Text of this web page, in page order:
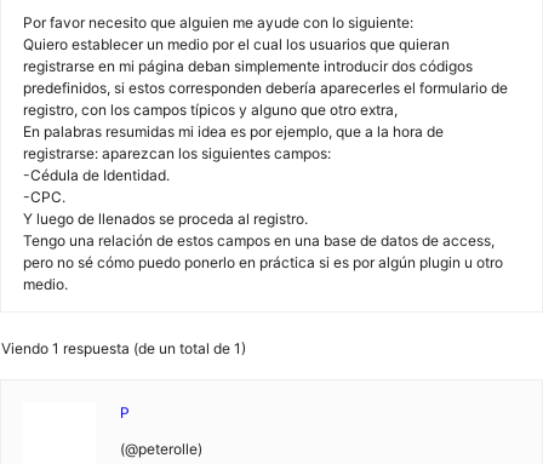
Por favor necesito que alguien me ayude con lo siguiente:
Quiero establecer un medio por el cual los usuarios que quieran
registrarse en mi página deban simplemente introducir dos códigos
predefinidos, si estos corresponden debería aparecerles el formulario de
registro, con los campos típicos y alguno que otro extra,
En palabras resumidas mi idea es por ejemplo, que a la hora de
registrarse: aparezcan los siguientes campos:
-Cédula de Identidad.
-CPC.
Y luego de llenados se proceda al registro.
Tengo una relación de estos campos en una base de datos de access,
pero no sé cómo puedo ponerlo en práctica si es por algún plugin u otro
medio.
Viendo 1 respuesta (de un total de 1)
P
(@peterolle)